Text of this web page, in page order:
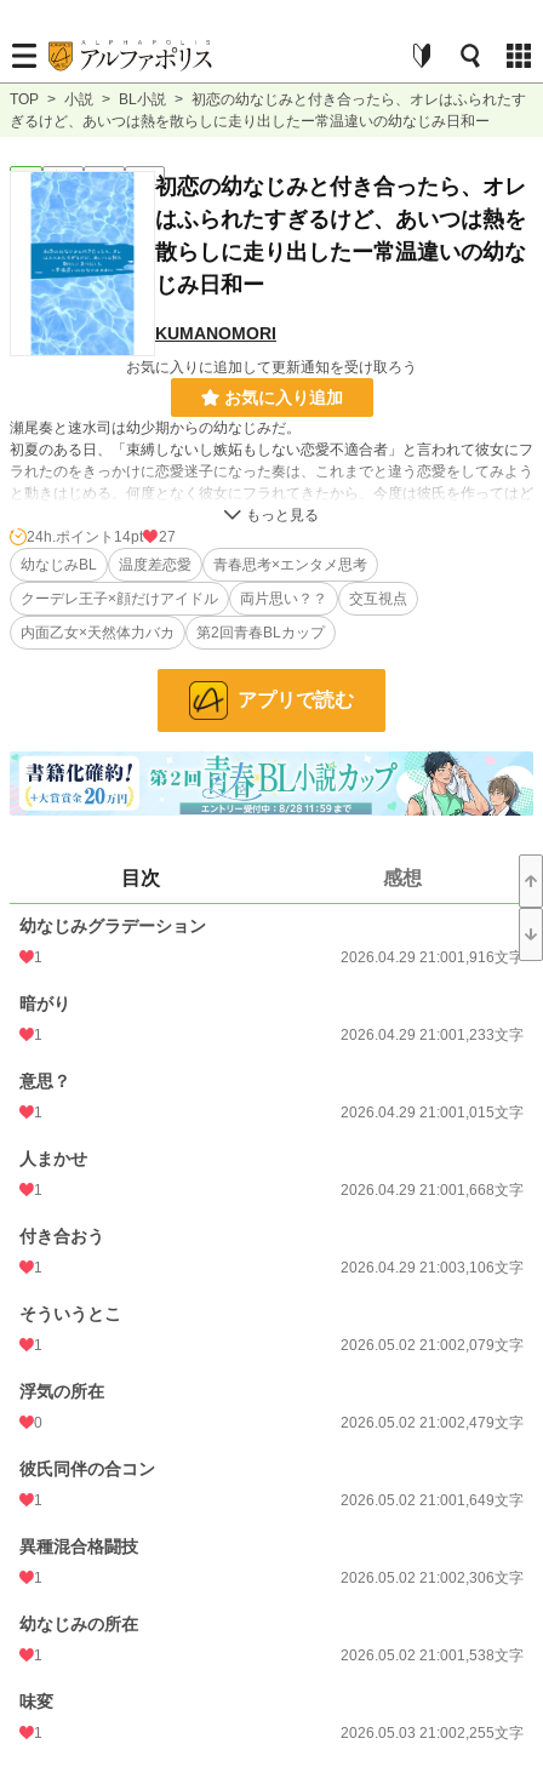
TOP > 小説 > BL小説 > 初恋の幼なじみと付き合ったら、オレはふられたす
ぎるけど、あいつは熱を散らしに走り出したー常温違いの幼なじみ日和ー
BL 完結 短編 R15 初恋の幼なじみと付き合ったら、オレ
はふられたすぎるけど、あいつは熱を
散らしに走り出したー常温違いの幼な
じみ日和ー
KUMANOMORI
お気に入りに追加して更新通知を受け取ろう
お気に入り追加
瀬尾奏と速水司は幼少期からの幼なじみだ。
初夏のある日、「束縛しないし嫉妬もしない恋愛不適合者」と言われて彼女にフ
ラれたのをきっかけに恋愛迷子になった奏は、これまでと違う恋愛をしてみよう
と動きはじめる。何度となく彼女にフラれてきたから、今度は彼氏を作ってはど
一方の司は奏へほのかに思いを寄せていたが、カモフラージュのために彼女を作
っては別れてきていた。
高校時代のある目撃から、奏と幼なじみの距離感を順守し続ける司だったが、一
方の奏はいつも一緒にいる司と付き合うのは最適解かもしれない？と思い、「じ
ゃ付き合う？」と気軽なノリで提案したら、司にはかなりごねられながらも、初
日常ギャグテイストで生きる奏と、青春恋愛テイストで生きる司の恋愛は、常温
違いで進展するのかーーーー？
※BLリハビリ一作目のゆるBLです。
※カクヨム（別名義）とエブリスタにも併載しています。
30,164 位 / 228,705 件
BL 7,569 位 / 31,407 件
お気に入り
24h.ポイント
文字数
更新日時
初回完結日時
累計ポイント
24h.ポイント 14pt
27
幼なじみBL
温度差恋愛
青春思考×エンタメ思考
クーデレ王子×顔だけアイドル
両片思い？？
交互視点
内面乙女×天然体力バカ
第2回青春BLカップ
アプリで読む
目次 感想
幼なじみグラデーション
1 2026.04.29 21:001,916文字
暗がり
1 2026.04.29 21:001,233文字
意思？
1 2026.04.29 21:001,015文字
人まかせ
1 2026.04.29 21:001,668文字
付き合おう
1 2026.04.29 21:003,106文字
そういうとこ
1 2026.05.02 21:002,079文字
浮気の所在
0 2026.05.02 21:002,479文字
彼氏同伴の合コン
1 2026.05.02 21:001,649文字
異種混合格闘技
1 2026.05.02 21:002,306文字
幼なじみの所在
1 2026.05.02 21:001,538文字
味変
1 2026.05.03 21:002,255文字